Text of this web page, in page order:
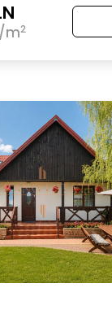
m2